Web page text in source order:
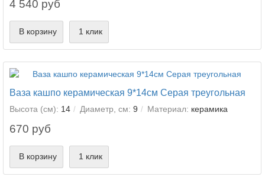
4 540 руб
В корзину 1 клик
Ваза кашпо керамическая 9*14см Серая треугольная
Высота (см): 14 Диаметр, см: 9 Материал: керамика
670 руб
В корзину 1 клик